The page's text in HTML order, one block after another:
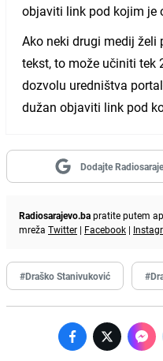
objaviti link pod kojim je
Ako neki drugi medij želi
tekst, to može učiniti tek
dozvolu uredništva
dužan objaviti link pod
Dodajte
Radiosarajevo.bapratite putem
mreža Twitter | Facebook |
#Draško Stanivuković